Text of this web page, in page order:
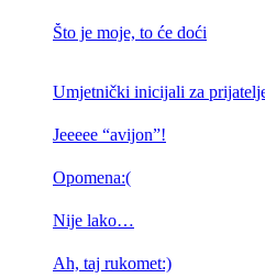
Što je moje, to će doći
Umjetnički inicijali za
Jeeeee “avijon”!
Opomena:(
Nije lako…
Ah, taj rukomet:)